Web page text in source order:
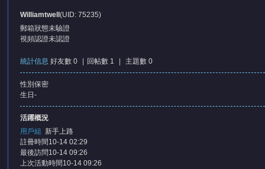
Williamtwell (UID: 75235)
郵箱狀態未驗證
視頻認證未認證
統計信息 好友數 0 回帖數 1 主題數 0
性別 保密
生日 -
活躍概況
用戶組
新手上路
註冊時間 10-14 02:29
最後訪問10-14 09:26
上次活動時間 10-14 09:26